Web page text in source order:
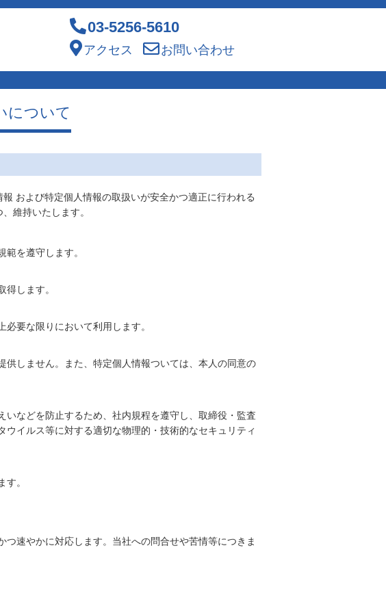
03-5256-5610
アクセス お問い合わせ
について
および特定個人情報の取扱いが安全かつ適正に行われる
維持いたします。
を遵守します。
します。
要な限りにおいて利用します。
しません。また、特定個人情報ついては、本人の同意の
などを防止するため、社内規程を遵守し、取締役・監査
イルス等に対する適切な物理的・技術的なセキュリティ
。
速やかに対応します。当社への問合せや苦情等につきま